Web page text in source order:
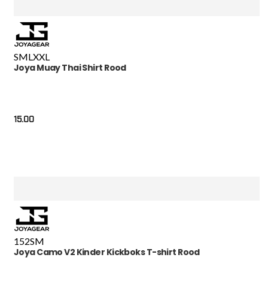
SMLXXL
Joya Muay Thai Shirt Rood
15.00
152SM
Joya Camo V2 Kinder Kickboks T-shirt Rood